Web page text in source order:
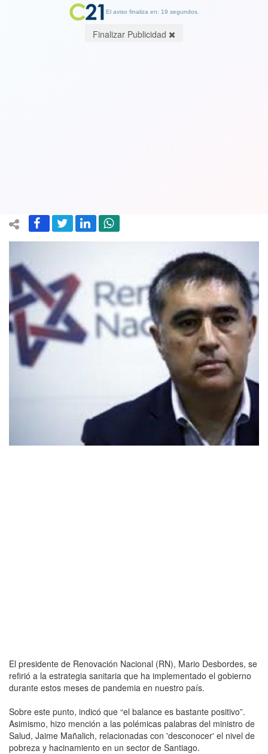
El presidente de Renovación Nacional (RN), Mario Desbordes, se
refirió a la estrategia sanitaria que ha implementado el gobierno
durante estos meses de pandemia en nuestro país.
Sobre este punto, indicó que “el balance es bastante positivo”.
Asimismo, hizo mención a las polémicas palabras del ministro de
Salud, Jaime Mañalich, relacionadas con 'desconocer' el nivel de
pobreza y hacinamiento en un sector de Santiago.
El aviso finaliza en: 19 segundos.
Finalizar Publicidad